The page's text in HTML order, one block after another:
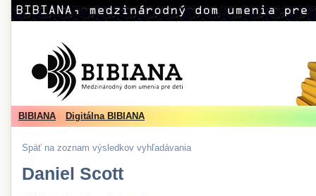
BIBIANA Digitálna BIBIANA
Späť na zoznam výsledkov vyhľadávania
Daniel Scott